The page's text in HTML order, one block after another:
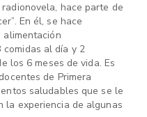
hace parte de
En él, se hace
comidas al día y 2
los 6 meses de vida. Es
de Primera
saludables que se le
la experiencia de algunas